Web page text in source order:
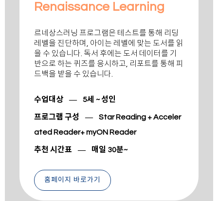
Renaissance Learning
르네상스러닝 프로그램은 테스트를 통해 리딩
레벨을 진단하며, 아이는 레벨에 맞는 도서를 읽
을 수 있습니다. 독서 후에는 도서 데이터를 기
반으로 하는 퀴즈를 응시하고, 리포트를 통해 피
드백을 받을 수 있습니다.
수업대상 ― 5세 ~ 성인
프로그램 구성 ― Star Reading + Acceler
ated Reader+ myON Reader
추천 시간표 ― 매일 30분~
홈페이지 바로가기